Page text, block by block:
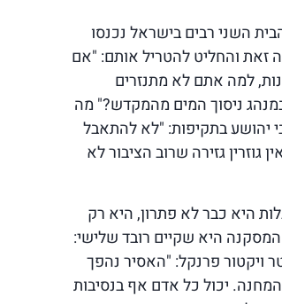
השני רבים בישראל נכנסו
זאת והחליט להטריל אותם: "אם
למה אתם לא מתנזרים
ניסוך המים מהמקדש?" מה
בתקיפות: "לא להתאבל
גזירה שרוב הציבור לא
היא כבר לא פתרון, היא רק
היא שקיים רובד שלישי:
ויקטור פרנקל: "האסיר נהפך
יכול כל אדם אף בנסיבות